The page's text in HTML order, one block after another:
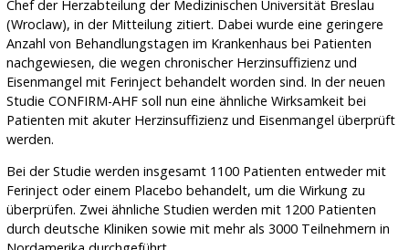
Chef der Herzabteilung der Medizinischen Universität Breslau
(Wroclaw), in der Mitteilung zitiert. Dabei wurde eine geringere
Anzahl von Behandlungstagen im Krankenhaus bei Patienten
nachgewiesen, die wegen chronischer Herzinsuffizienz und
Eisenmangel mit Ferinject behandelt worden sind. In der neuen
Studie CONFIRM-AHF soll nun eine ähnliche Wirksamkeit bei
Patienten mit akuter Herzinsuffizienz und Eisenmangel überprüft
werden.
Bei der Studie werden insgesamt 1100 Patienten entweder mit
Ferinject oder einem Placebo behandelt, um die Wirkung zu
überprüfen. Zwei ähnliche Studien werden mit 1200 Patienten
durch deutsche Kliniken sowie mit mehr als 3000 Teilnehmern in